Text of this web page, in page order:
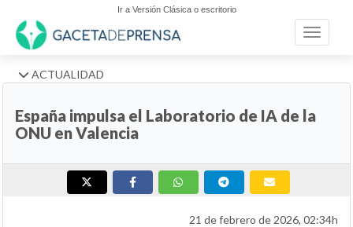
Ir a Versión Clásica o escritorio
Toggle
ACTUALIDAD
España impulsa el Laboratorio de IA de la
ONU en Valencia
21 de febrero de 2026, 02:34h